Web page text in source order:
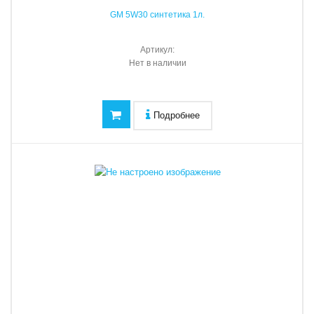
GM 5W30 синтетика 1л.
Артикул:
Нет в наличии
Подробнее